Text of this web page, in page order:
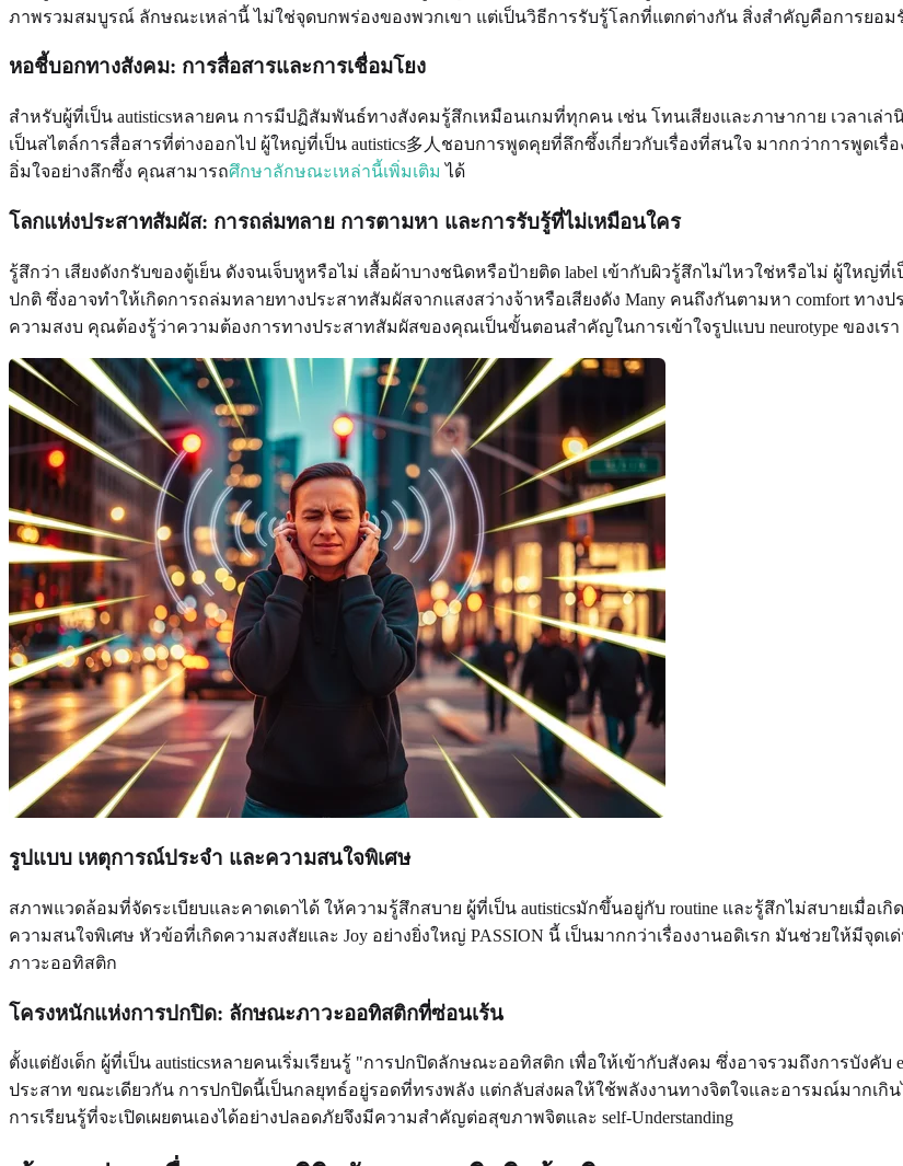
ภาพรวมสมบูรณ์ ลักษณะเหล่านี้ ไม่ใช่จุดบกพร่องของพวกเขา แต่เป็นวิธีการรับรู้โลกที่แตกต่างกัน สิ่งสำคัญคือการยอ
หอชี้บอกทางสังคม: การสื่อสารและการเชื่อมโยง
สำหรับผู้ที่เป็น autisticsหลายคน การมีปฏิสัมพันธ์ทางสังคมรู้สึกเหมือนเกมที่ทุกคน เช่น โทนเสียงและภาษากาย เวลาเ
เป็นสไตล์การสื่อสารที่ต่างออกไป ผู้ใหญ่ที่เป็น autistics多人ชอบการพูดคุยที่ลึกซึ้งเกี่ยวกับเรื่องที่สนใจ มากกว่าการพูดเ
อิ่มใจอย่างลึกซึ้ง คุณสามารถศึกษาลักษณะเหล่านี้เพิ่มเติม ได้
โลกแห่งประสาทสัมผัส: การถล่มทลาย การตามหา และการรับรู้ที่ไม่เหมือนใคร
รู้สึกว่า เสียงดังกรับของตู้เย็น ดังจนเจ็บหูหรือไม่ เสื้อผ้าบางชนิดหรือป้ายติด label เข้ากับผิวรู้สึกไม่ไหวใช่หรือไม่ ผู้ใหญ่
ปกติ ซึ่งอาจทำให้เกิดการถล่มทลายทางประสาทสัมผัสจากแสงสว่างจ้าหรือเสียงดัง Many คนถึงกันตามหา comfort ทา
ความสงบ คุณต้องรู้ว่าความต้องการทางประสาทสัมผัสของคุณเป็นขั้นตอนสำคัญในการเข้าใจรูปแบบ neurotype ของเรา
รูปแบบ เหตุการณ์ประจำ และความสนใจพิเศษ
สภาพแวดล้อมที่จัดระเบียบและคาดเดาได้ ให้ความรู้สึกสบาย ผู้ที่เป็น autisticsมักขึ้นอยู่กับ routine และรู้สึกไม่สบายเมื่อ
ความสนใจพิเศษ หัวข้อที่เกิดความสงสัยและ Joy อย่างยิ่งใหญ่ PASSION นี้ เป็นมากกว่าเรื่องงานอดิเรก มันช่วยให้มีจุ
ภาวะออทิสติก
โครงหนักแห่งการปกปิด: ลักษณะภาวะออทิสติกที่ซ่อนเร้น
ตั้งแต่ยังเด็ก ผู้ที่เป็น autisticsหลายคนเริ่มเรียนรู้ "การปกปิดลักษณะออทิสติก เพื่อให้เข้ากับสังคม ซึ่งอาจรวมถึงการบังคั
ประสาท ขณะเดียวกัน การปกปิดนี้เป็นกลยุทธ์อยู่รอดที่ทรงพลัง แต่กลับส่งผลให้ใช้พลังงานทางจิตใจและอารมณ์มากเกิน
การเรียนรู้ที่จะเปิดเผยตนเองได้อย่างปลอดภัยจึงมีความสำคัญต่อสุขภาพจิตและ self-Understanding